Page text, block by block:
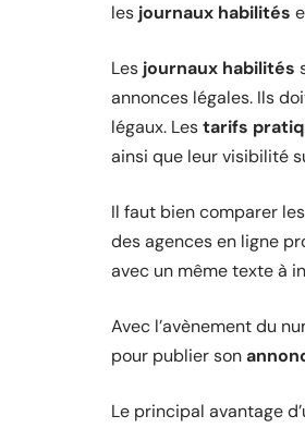
les journaux habilités
Les journaux habilités
annonces légales. Ils
légaux. Lestarifs
ainsi que leur visibilité
Il faut bien comparer
des agences en ligne
avec un même texte à
Avec l’avènement du
pour publier son
Le principal avantage